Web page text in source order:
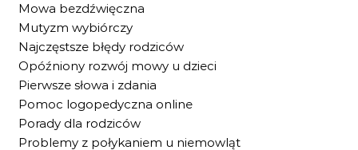
Mowa bezdźwięczna
Mutyzm wybiórczy
Najczęstsze błędy rodziców
Opóźniony rozwój mowy u dzieci
Pierwsze słowa i zdania
Pomoc logopedyczna online
Porady dla rodziców
Problemy z połykaniem u niemowląt